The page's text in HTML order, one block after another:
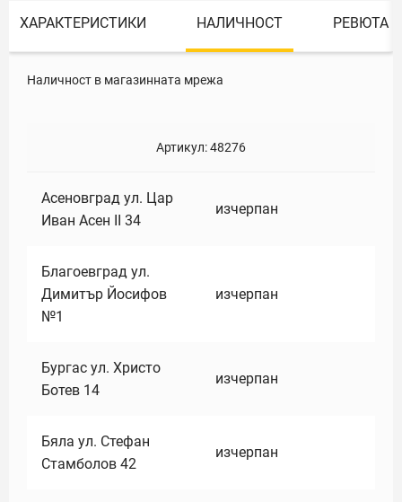
ХАРАКТЕРИСТИКИ НАЛИЧНОСТ РЕВЮТА
Наличност в магазинната мрежа
Артикул:48276
Асеновград ул. Цар
Иван Асен II 34
изчерпан
Благоевград ул.
Димитър Йосифов
№1
изчерпан
Бургас ул. Христо
Ботев 14
изчерпан
Бяла ул. Стефан
Стамболов 42
изчерпан